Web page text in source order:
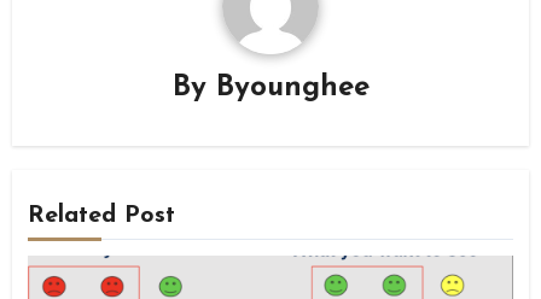
By Byounghee
Related Post